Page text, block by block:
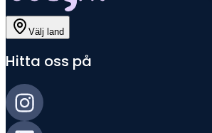
Välj land
Hitta oss på